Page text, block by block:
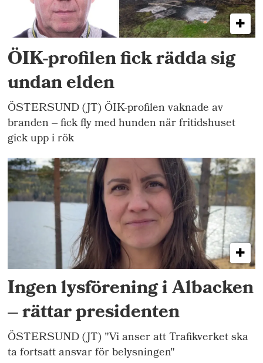
ÖIK-profilen fick rädda sig
undan elden
ÖSTERSUND (JT) ÖIK-profilen vaknade av
branden – fick fly med hunden när fritidshuset
gick upp i rök
Ingen lysförening i Albacken
– rättar presidenten
ÖSTERSUND (JT) "Vi anser att Trafikverket ska
ta fortsatt ansvar för belysningen"